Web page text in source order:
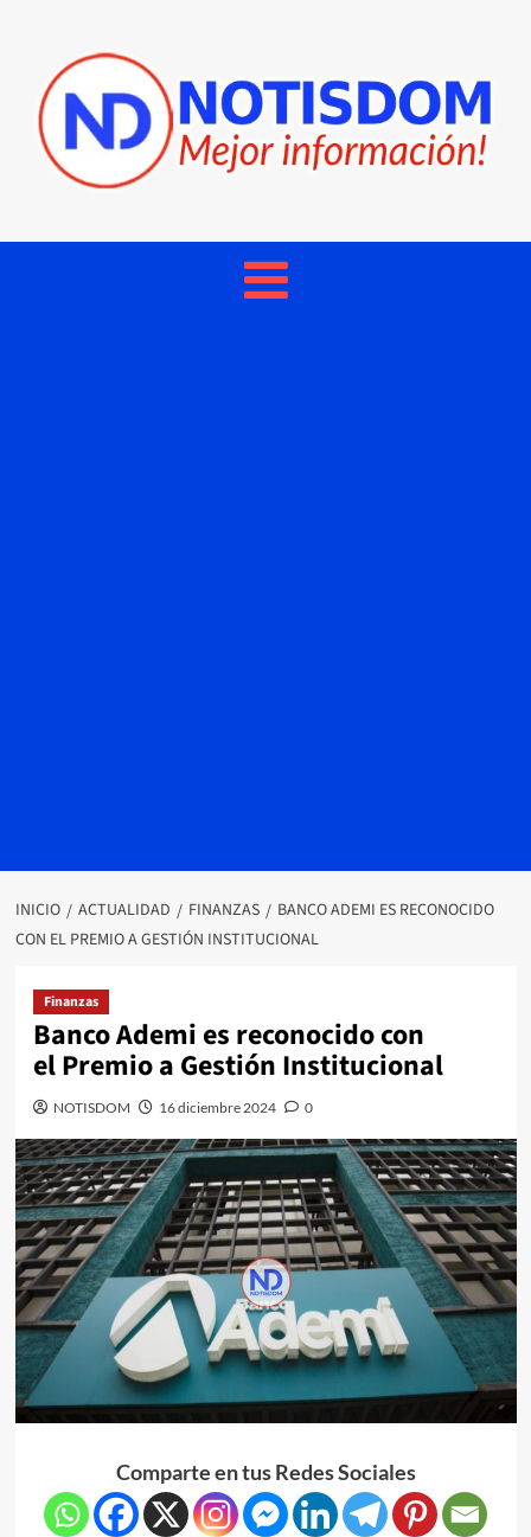
INICIO ACTUALIDAD FINANZAS
BANCO ADEMI ES RECONOCIDO
CON EL PREMIO A GESTIÓN INSTITUCIONAL
Finanzas
Banco Ademi es reconocido con
el Premio a Gestión Institucional
NOTISDOM 16 diciembre 2024 0
Comparte en tus Redes Sociales